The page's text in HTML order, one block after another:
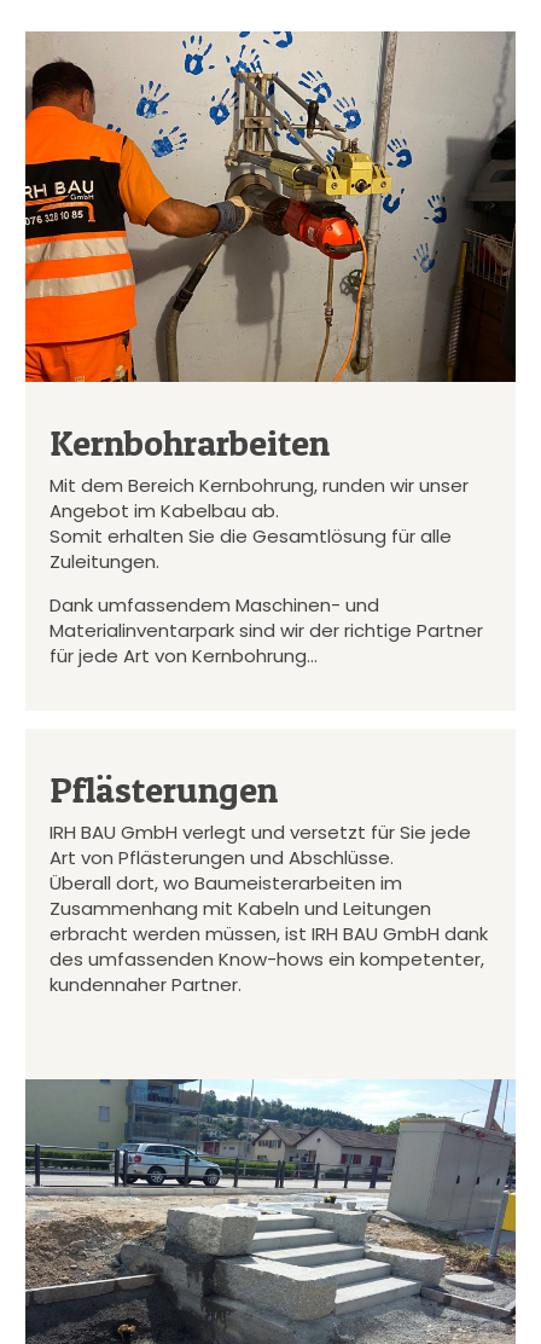
Kernbohrarbeiten
Mit dem Bereich Kernbohrung, runden wir unser
Angebot im Kabelbau ab.
Somit erhalten Sie die Gesamtlösung für alle
Zuleitungen.
Dank umfassendem Maschinen- und
Materialinventarpark sind wir der richtige Partner
für jede Art von Kernbohrung…
Pflästerungen
IRH BAU GmbH verlegt und versetzt für Sie jede
Art von Pflästerungen und Abschlüsse.
Überall dort, wo Baumeisterarbeiten im
Zusammenhang mit Kabeln und Leitungen
erbracht werden müssen, ist IRH BAU GmbH dank
des umfassenden Know-hows ein kompetenter,
kundennaher Partner.